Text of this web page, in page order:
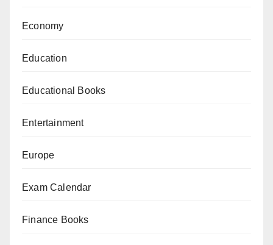
Economy
Education
Educational Books
Entertainment
Europe
Exam Calendar
Finance Books